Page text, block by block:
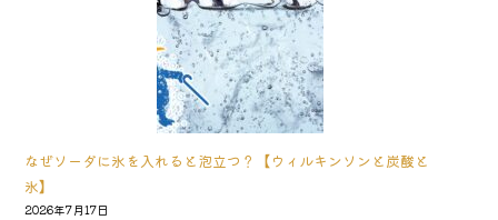
なぜソーダに氷を入れると泡立つ？【ウィルキンソンと炭酸と
氷】
2026年7月17日